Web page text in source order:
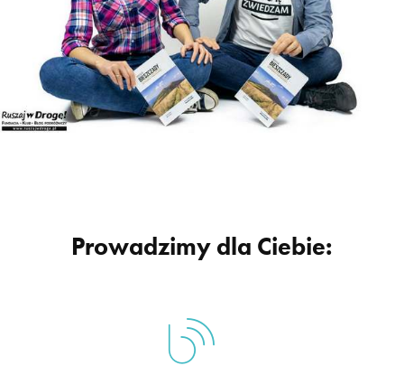
Prowadzimy dla Ciebie: